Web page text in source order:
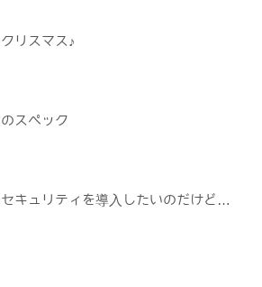
リスマス♪
スペック
キュリティを導入したいのだけど…